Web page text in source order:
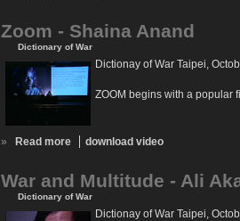
Zoom - Shaina Anand
Dictionary of War
Dictionay of War Taipei,
ZOOM begins with a popular
» Read more download video
War and Multitude - Ali
Dictionary of War
Dictionay of War Taipei,